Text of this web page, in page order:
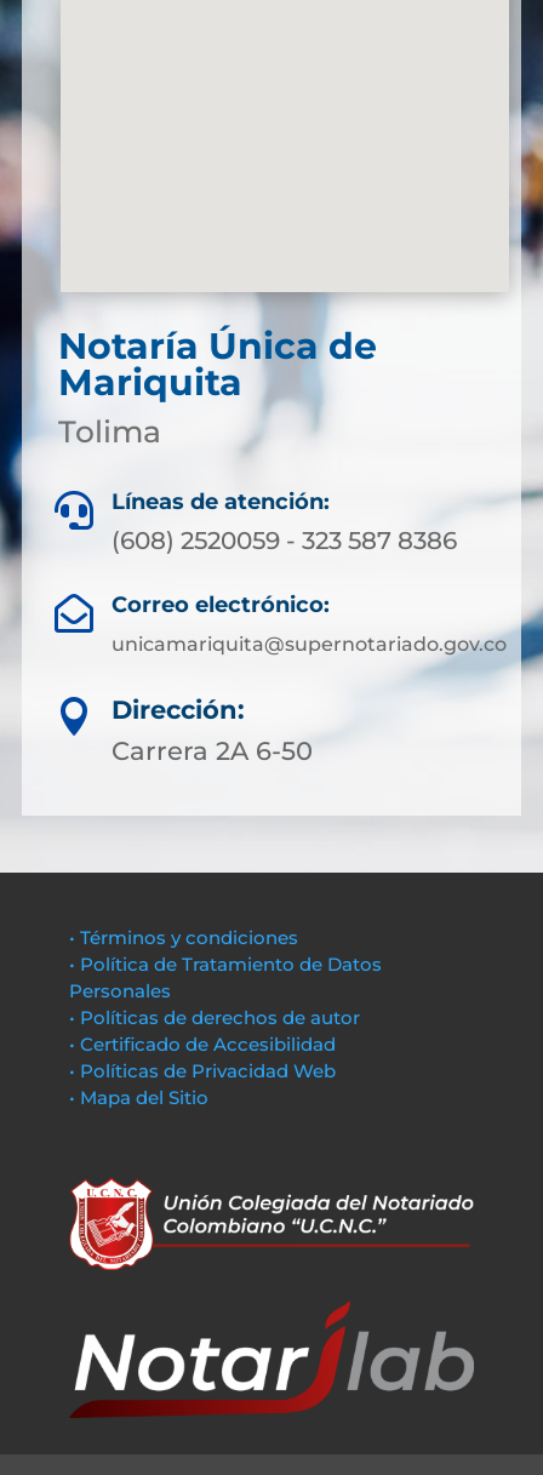
Notaría Única de
Mariquita
Tolima
 Líneas de atención:
(608) 2520059 - 323 587 8386
 Correo electrónico:
unicamariquita@supernotariado.gov.co

Dirección:
Carrera 2A 6-50
• Términos y condiciones
• Política de Tratamiento de Datos
Personales
• Políticas de derechos de autor
• Certificado de Accesibilidad
• Políticas de Privacidad Web
• Mapa del Sitio